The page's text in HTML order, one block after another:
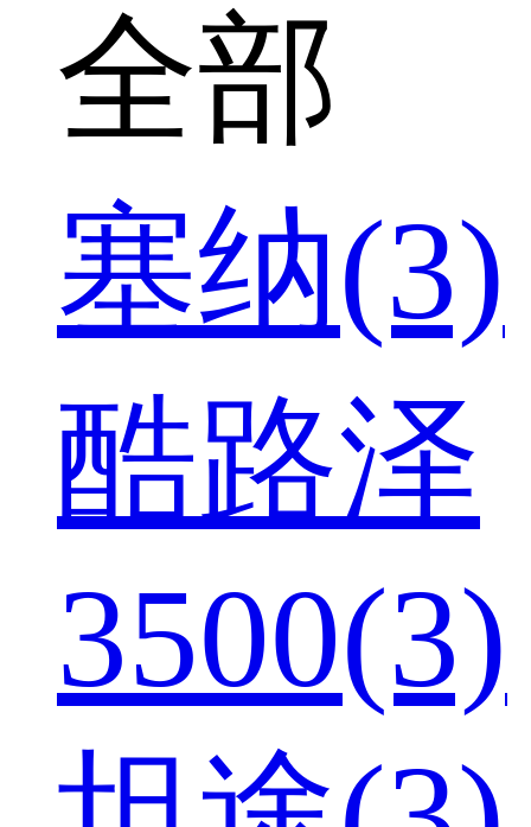
全部
塞纳(3)
酷路泽
3500(3)